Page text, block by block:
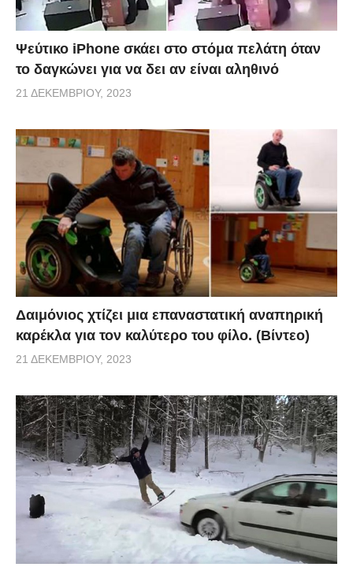
Ψεύτικο iPhone σκάει στο στόμα πελάτη όταν
το δαγκώνει για να δει αν είναι αληθινό
21 ΔΕΚΕΜΒΡΊΟΥ, 2023
Δαιμόνιος χτίζει μια επαναστατική αναπηρική
καρέκλα για τον καλύτερο του φίλο. (Βίντεο)
21 ΔΕΚΕΜΒΡΊΟΥ, 2023